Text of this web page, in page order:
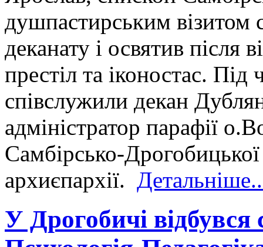
душпастирським візитом
деканату і освятив після
престіл та іконостас. Під
співслужили декан
адміністратор парафії
Самбірсько-Дрогобицької
архиєпархії.
У Дрогобичі відбувся